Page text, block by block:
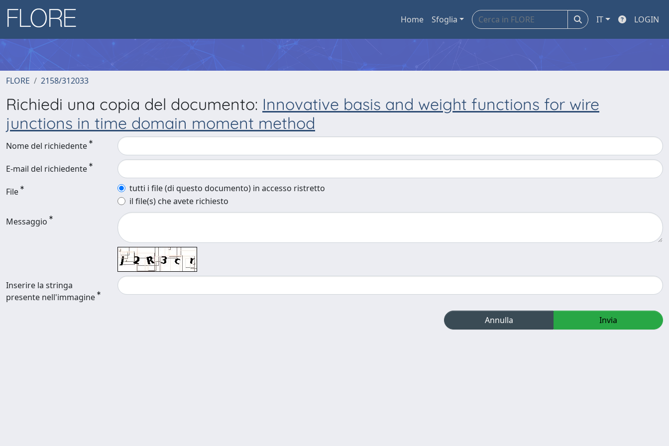
Home Sfoglia IT LOGIN
FLORE 2158/312033
Richiedi una copia del documento: Innovative basis and weight functions for wire
junctions in time domain moment method
Nome del richiedente
E-mail del richiedente
File
tutti i file (di questo documento) in accesso ristretto
il file(s) che avete richiesto
Messaggio
Inserire la stringa
presente nell'immagine
Annulla Invia